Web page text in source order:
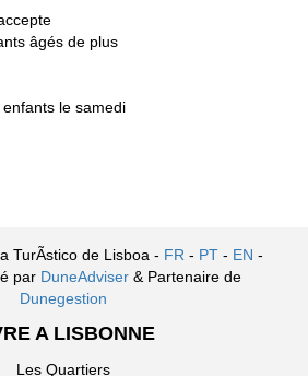
âgés de plus
le samedi
TurÃ­stico de Lisboa - FR - PT - EN -
par DuneAdviser & Partenaire de
Dunegestion
A LISBONNE
Les Quartiers